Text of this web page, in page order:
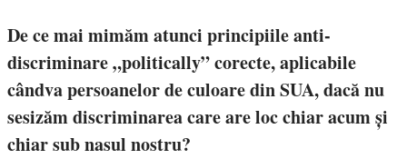
De ce mai mimăm atunci principiile anti-
discriminare „politically” corecte, aplicabile
cândva persoanelor de culoare din SUA, dacă nu
sesizăm discriminarea care are loc chiar acum și
chiar sub nasul nostru?